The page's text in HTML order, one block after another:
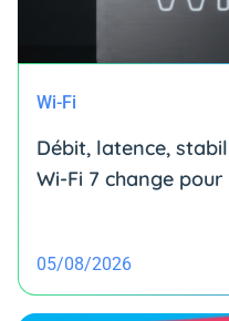
Wi-Fi
Débit, latence,
Wi-Fi 7 change
05/08/2026